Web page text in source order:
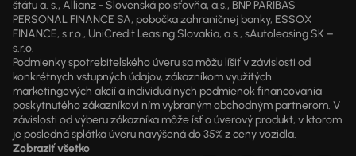
štátu a. s., Allianz - Slovenská poisťovňa, a.s., BNP PARIBAS
PERSONAL FINANCE SA, pobočka zahraničnej banky, ESSOX
FINANCE, s.r.o., UniCredit Leasing Slovakia, a.s., sAutoleasing SK –
s.r.o.
Podmienky spotrebiteľského úveru sa môžu líšiť v závislosti od
konkrétnych vstupných údajov, zákazníkom využitých
marketingových akcií a individuálnych podmienok financovania
poskytnutého zákazníkovi ním vybraným obchodným partnerom. V
závislosti od výberu zákazníka môže ísť o úverový produkt, v ktorom
je posledná splátka úveru navýšená do 35% z ceny vozidla.
Zobraziť všetko